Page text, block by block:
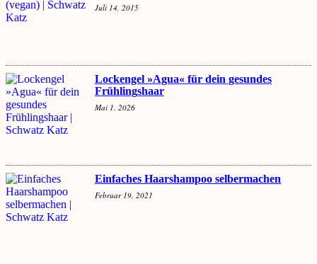
Juli 14, 2015
Lockengel »Agua« für dein gesundes
Frühlingshaar
Mai 1, 2026
Einfaches Haarshampoo selbermachen
Februar 19, 2021